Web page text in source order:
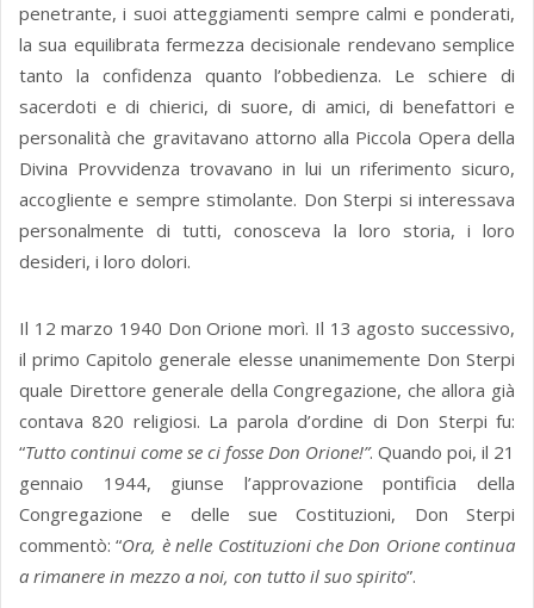
penetrante, i suoi atteggiamenti sempre calmi e ponderati,
la sua equilibrata fermezza decisionale rendevano semplice
tanto la confidenza quanto l’obbedienza. Le schiere di
sacerdoti e di chierici, di suore, di amici, di benefattori e
personalità che gravitavano attorno alla Piccola Opera della
Divina Provvidenza trovavano in lui un riferimento sicuro,
accogliente e sempre stimolante. Don Sterpi si interessava
personalmente di tutti, conosceva la loro storia, i loro
desideri, i loro dolori.
Il 12 marzo 1940 Don Orione morì. Il 13 agosto successivo,
il primo Capitolo generale elesse unanimemente Don Sterpi
quale Direttore generale della Congregazione, che allora già
contava 820 religiosi. La parola d’ordine di Don Sterpi fu:
“Tutto continui come se ci fosse Don Orione!”. Quando poi, il 21
gennaio 1944, giunse l’approvazione pontificia della
Congregazione e delle sue Costituzioni, Don Sterpi
commentò: “Ora, è nelle Costituzioni che Don Orione continua
a rimanere in mezzo a noi, con tutto il suo spirito”.